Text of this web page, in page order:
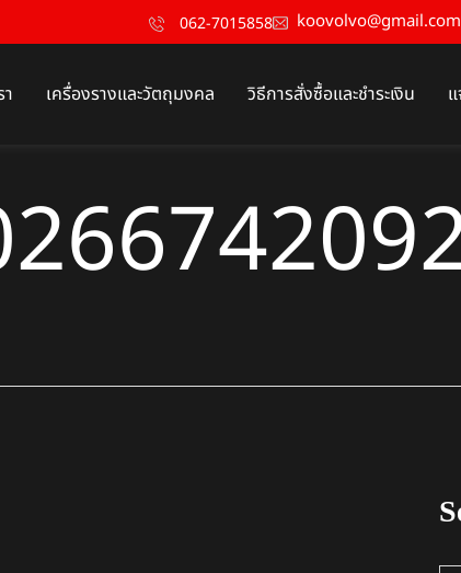
062-7015858 koovolvo@gmail.com
เครื่องรางและวัตถุมงคล วิธีการสั่งซื้อและชำระเงิน